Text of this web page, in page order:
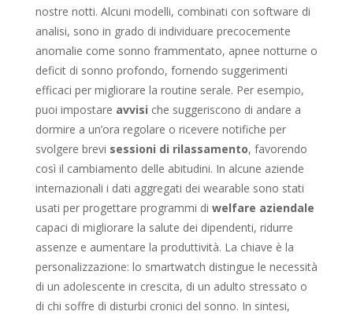
nostre notti. Alcuni modelli, combinati con software di
analisi, sono in grado di individuare precocemente
anomalie come sonno frammentato, apnee notturne o
deficit di sonno profondo, fornendo suggerimenti
efficaci per migliorare la routine serale. Per esempio,
puoi impostare avvisi che suggeriscono di andare a
dormire a un’ora regolare o ricevere notifiche per
svolgere brevi sessioni di rilassamento, favorendo
così il cambiamento delle abitudini. In alcune aziende
internazionali i dati aggregati dei wearable sono stati
usati per progettare programmi di welfare aziendale
capaci di migliorare la salute dei dipendenti, ridurre
assenze e aumentare la produttività. La chiave è la
personalizzazione: lo smartwatch distingue le necessità
di un adolescente in crescita, di un adulto stressato o
di chi soffre di disturbi cronici del sonno. In sintesi,